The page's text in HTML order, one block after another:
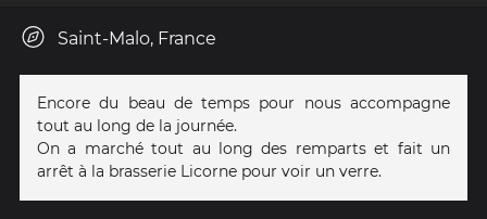
Saint-Malo, France
Encore du beau de temps pour nous accompagne
tout au long de la journée.
On a marché tout au long des remparts et fait un
arrêt à la brasserie Licorne pour voir un verre.